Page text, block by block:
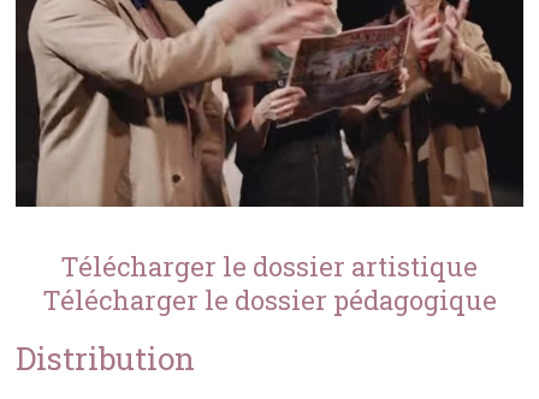
Télécharger le dossier artistique
Télécharger le dossier pédagogique
Distribution